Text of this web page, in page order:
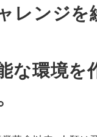
レンジを
な環境を